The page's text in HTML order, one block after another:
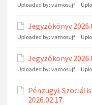
Uploaded by: vamosujf
Jegyzőkönyv
Uploaded by: vamosujf
Jegyzőkönyv
Uploaded by: vamosujf
Pénzügyi-
2026.02.17.